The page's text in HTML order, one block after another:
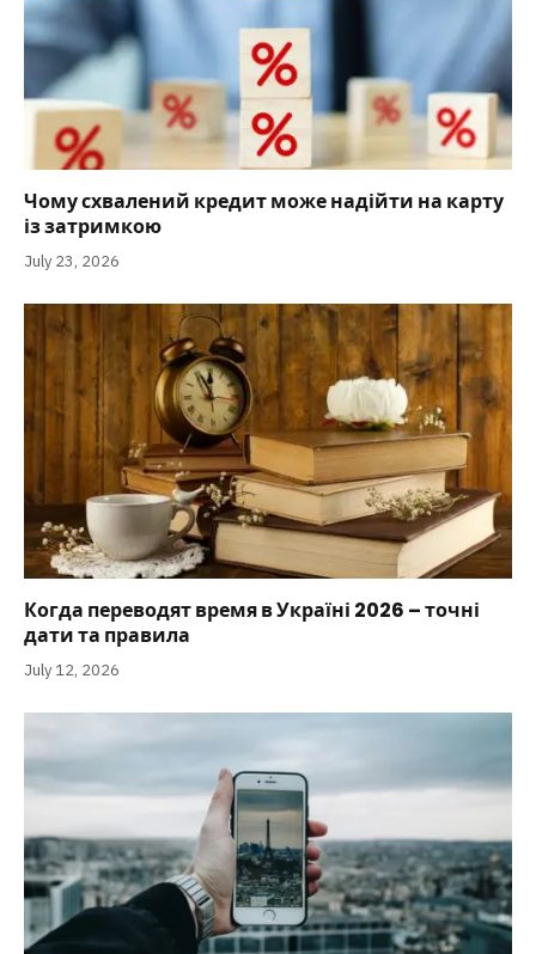
Чому схвалений кредит може надійти на карту
із затримкою
July 23, 2026
Когда переводят время в Україні 2026 – точні
дати та правила
July 12, 2026